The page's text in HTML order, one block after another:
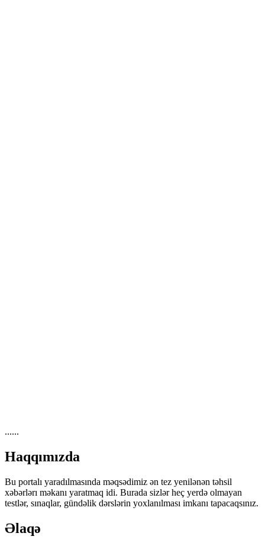
......
Haqqımızda
Bu portalı yaradılmasında məqsədimiz ən tez yenilənən təhsil
xəbərlərı məkanı yaratmaq idi. Burada sizlər heç yerdə olmayan
testlər, sınaqlar, gündəlik dərslərin yoxlanılması imkanı tapacaqsınız.
Əlaqə